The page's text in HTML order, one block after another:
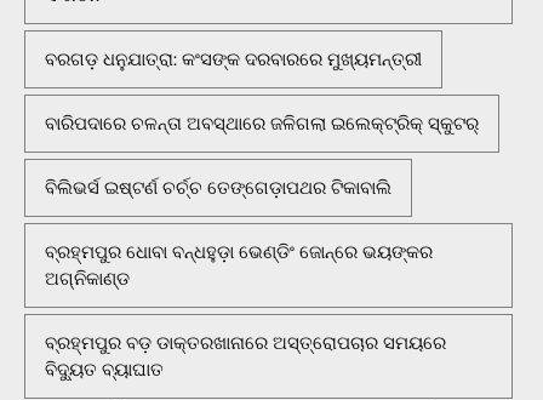
ବରଗଡ଼ ଧନୁଯାତ୍ରା: କଂସଙ୍କ ଦରବାରରେ ମୁଖ୍ୟମନ୍ତ୍ରୀ
ବାରିପଦାରେ ଚଳନ୍ତା ଅବସ୍ଥାରେ ଜଳିଗଲା ଇଲେକ୍ଟ୍ରିକ୍ ସ୍କୁଟର୍
ବିଲିଭର୍ସ ଇଷ୍ଟର୍ଣ ଚର୍ଚ୍ଚ ତେଙ୍ଗେଡ଼ାପଥର ଟିକାବାଲି
ବ୍ରହ୍ମପୁର ଧୋବା ବନ୍ଧହୁଡ଼ା ଭେଣ୍ଡିଂ ଜୋନ୍‌ରେ ଭୟଙ୍କର
ଅଗ୍ନିକାଣ୍ଡ
ବ୍ରହ୍ମପୁର ବଡ଼ ଡାକ୍ତରଖାନାରେ ଅସ୍ତ୍ରୋପଚାର ସମୟରେ
ବିଦ୍ୟୁତ ବ୍ୟାଘାତ